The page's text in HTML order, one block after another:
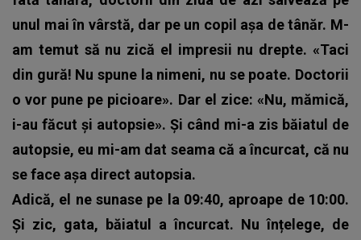
unul mai în vârstă, dar pe un copil așa de tânăr. M-
am temut să nu zică el impresii nu drepte. «Taci
din gură! Nu spune la nimeni, nu se poate. Doctorii
o vor pune pe picioare». Dar el zice: «Nu, mămică,
i-au făcut și autopsie». Și când mi-a zis băiatul de
autopsie, eu mi-am dat seama că a încurcat, că nu
se face așa direct autopsia.
Adică, el ne sunase pe la 09:40, aproape de 10:00.
Și zic, gata, băiatul a încurcat. Nu înțelege, de